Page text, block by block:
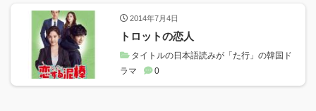
2014年7月4日
トロットの恋人
タイトルの日本語読みが「た行」の韓国ド
ラマ
0